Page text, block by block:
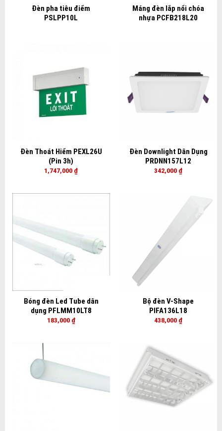
Đèn pha tiêu điểm
PSLPP10L
Máng đèn lắp nổi chóa
nhựa PCFB218L20
Đèn Thoát Hiểm PEXL26U
(Pin 3h)
1,747,000 ₫
Đèn Downlight Dân Dụng
PRDNN157L12
342,000 ₫
Bóng đèn Led Tube dân
dụng PFLMM10LT8
183,000 ₫
Bộ đèn V-Shape
PIFA136L18
438,000 ₫